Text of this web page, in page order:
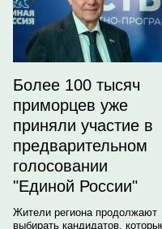
Более 100 тысяч
приморцев уже
приняли участие в
предварительном
голосовании
"Единой России"
Жители региона продолжают
выбирать кандидатов,